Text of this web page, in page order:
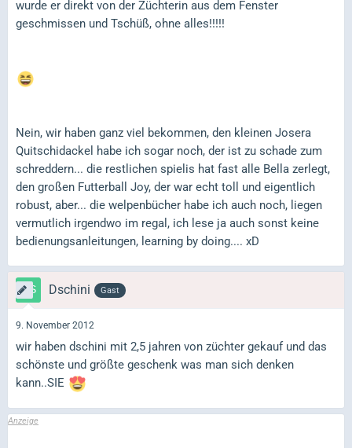
wurde er direkt von der Züchterin aus dem Fenster
geschmissen und Tschüß, ohne alles!!!!!
Nein, wir haben ganz viel bekommen, den kleinen Josera
Quitschidackel habe ich sogar noch, der ist zu schade zum
schreddern... die restlichen spielis hat fast alle Bella zerlegt,
den großen Futterball Joy, der war echt toll und eigentlich
robust, aber... die welpenbücher habe ich auch noch, liegen
vermutlich irgendwo im regal, ich lese ja auch sonst keine
bedienungsanleitungen, learning by doing.... xD
Dschini Gast
9. November 2012
wir haben dschini mit 2,5 jahren von züchter gekauf und das
schönste und größte geschenk was man sich denken
kann..SIE